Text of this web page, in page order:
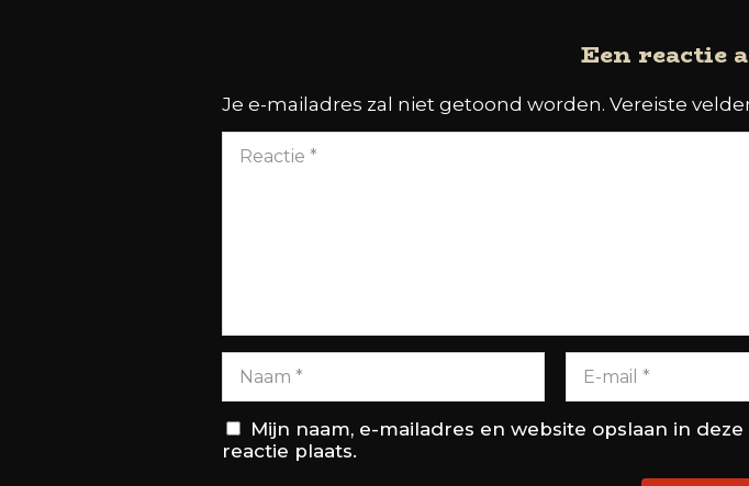
Een reactie
Je e-mailadres zal niet getoond worden. Vereiste
Mijn naam, e-mailadres en website opslaan in
reactie plaats.